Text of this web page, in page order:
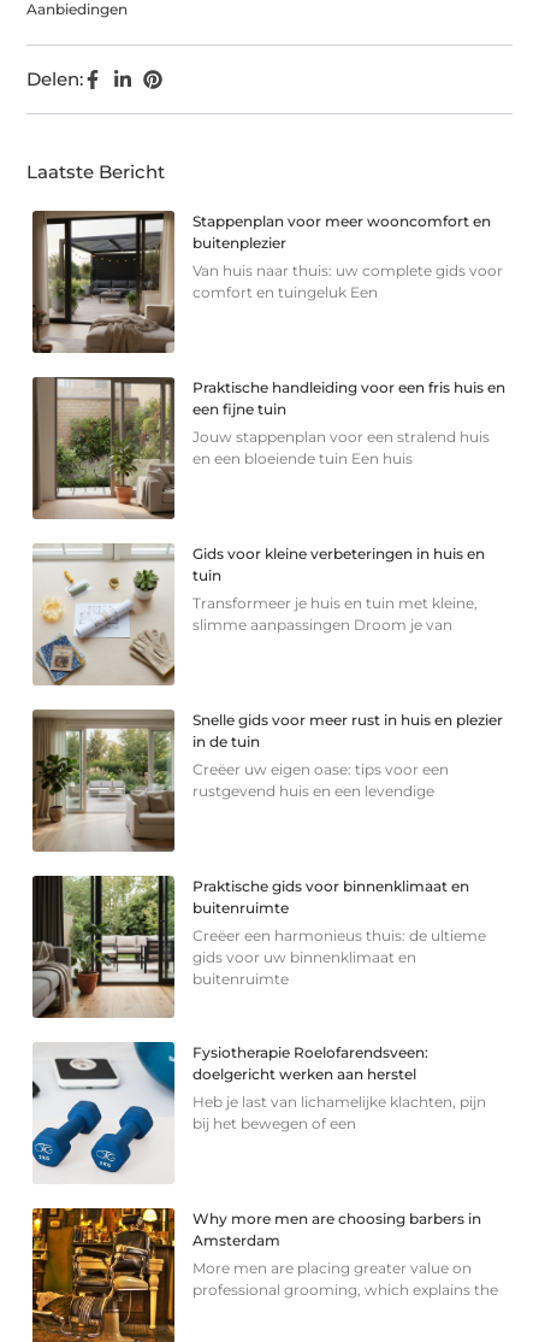
Aanbiedingen
Delen:
Laatste Bericht
Stappenplan voor meer wooncomfort en
buitenplezier
Van huis naar thuis: uw complete gids voor
comfort en tuingeluk Een
Praktische handleiding voor een fris huis en
een fijne tuin
Jouw stappenplan voor een stralend huis
en een bloeiende tuin Een huis
Gids voor kleine verbeteringen in huis en
tuin
Transformeer je huis en tuin met kleine,
slimme aanpassingen Droom je van
Snelle gids voor meer rust in huis en plezier
in de tuin
Creëer uw eigen oase: tips voor een
rustgevend huis en een levendige
Praktische gids voor binnenklimaat en
buitenruimte
Creëer een harmonieus thuis: de ultieme
gids voor uw binnenklimaat en
buitenruimte
Fysiotherapie Roelofarendsveen:
doelgericht werken aan herstel
Heb je last van lichamelijke klachten, pijn
bij het bewegen of een
Why more men are choosing barbers in
Amsterdam
More men are placing greater value on
professional grooming, which explains the